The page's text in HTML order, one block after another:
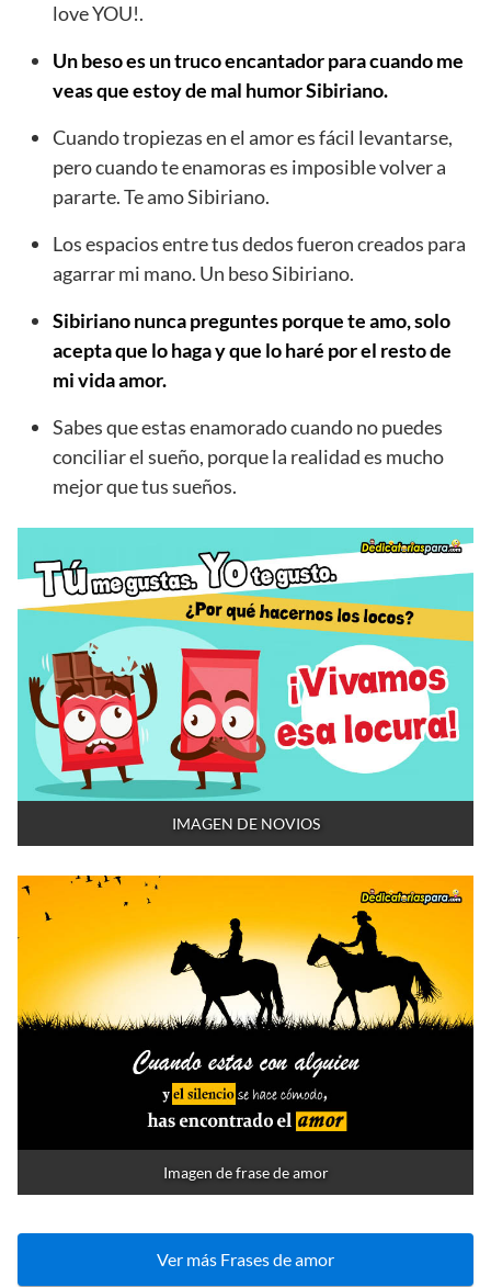
love YOU!.
Un beso es un truco encantador para cuando me
veas que estoy de mal humor Sibiriano.
Cuando tropiezas en el amor es fácil levantarse,
pero cuando te enamoras es imposible volver a
pararte. Te amo Sibiriano.
Los espacios entre tus dedos fueron creados para
agarrar mi mano. Un beso Sibiriano.
Sibiriano nunca preguntes porque te amo, solo
acepta que lo haga y que lo haré por el resto de
mi vida amor.
Sabes que estas enamorado cuando no puedes
conciliar el sueño, porque la realidad es mucho
mejor que tus sueños.
IMAGEN DE NOVIOS
Imagen de frase de amor
Ver más Frases de amor